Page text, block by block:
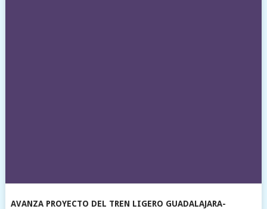
AVANZA PROYECTO DEL TREN LIGERO GUADALAJARA-